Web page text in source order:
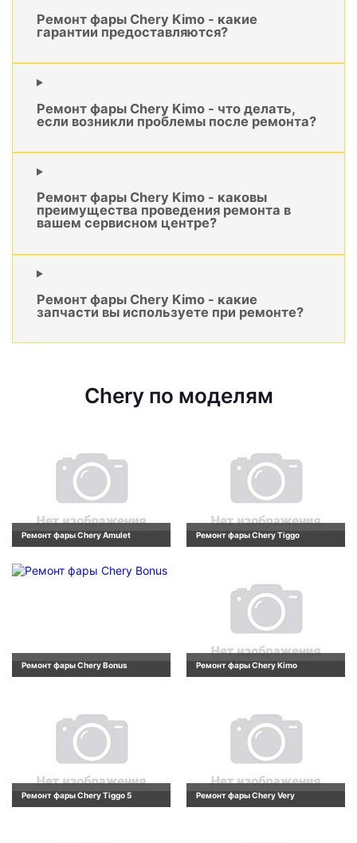
Ремонт фары Chery Kimo - какие
гарантии предоставляются?
Ремонт фары Chery Kimo - что делать,
если возникли проблемы после ремонта?
Ремонт фары Chery Kimo - каковы
преимущества проведения ремонта в
вашем сервисном центре?
Ремонт фары Chery Kimo - какие
запчасти вы используете при ремонте?
Chery по моделям
Ремонт фары Chery Amulet Ремонт фары Chery Tiggo
Ремонт фары Chery Bonus Ремонт фары Chery Kimo
Ремонт фары Chery Tiggo 5 Ремонт фары Chery Very